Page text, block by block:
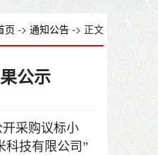
页 -> 通知公告 -> 正文
公示
采购议标小
科技有限公司”